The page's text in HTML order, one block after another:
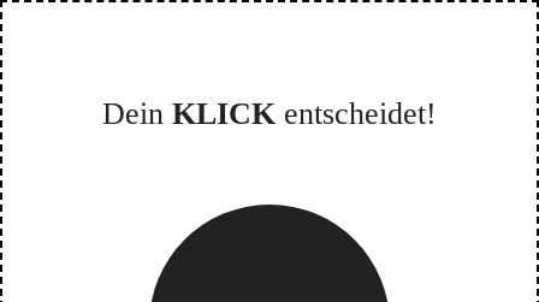
Zum
Inhalt
springen
Dein KLICK entscheidet!